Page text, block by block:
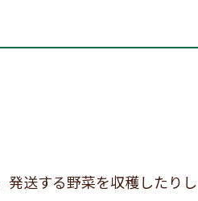
発送する野菜を収穫したりし